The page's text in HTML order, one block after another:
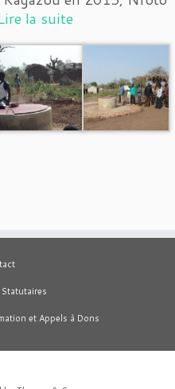
la suite
et Appels à Dons